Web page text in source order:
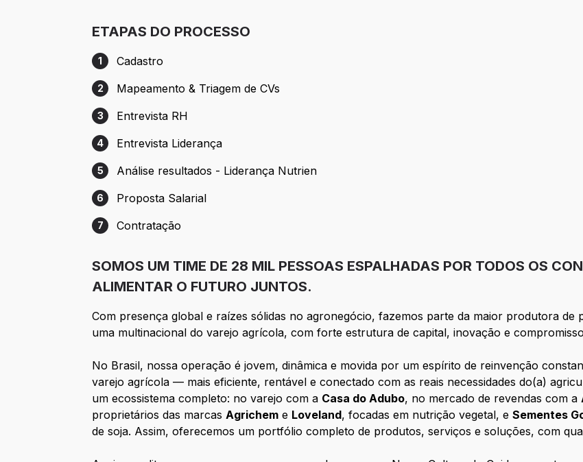
ETAPAS DO PROCESSO
Etapa 1: Cadastro
1 Cadastro
Etapa 2: Mapeamento & Triagem de CVs
2 Mapeamento & Triagem de CVs
Etapa 3: Entrevista RH
3 Entrevista RH
Etapa 4: Entrevista Liderança
4 Entrevista Liderança
Etapa 5: Análise resultados - Liderança Nutrien
5 Análise resultados - Liderança Nutrien
Etapa 6: Proposta Salarial
6 Proposta Salarial
Etapa 7: Contratação
7 Contratação
SOMOS UM TIME DE 28 MIL PESSOAS ESPALHADAS POR TODOS OS
ALIMENTAR O FUTURO JUNTOS.
Com presença global e raízes sólidas no agronegócio, fazemos parte da maior produtora de
uma multinacional do varejo agrícola, com forte estrutura de capital, inovação e
No Brasil, nossa operação é jovem, dinâmica e movida por um espírito de reinvenção
varejo agrícola — mais eficiente, rentável e conectado com as reais necessidades do(a)
um ecossistema completo: no varejo com a Casa do Adubo, no mercado de revendas com a
proprietários das marcasAgrichem e Loveland, focadas em nutrição vegetal, eSementes
de soja. Assim, oferecemos um portfólio completo de produtos, serviços e soluções, com